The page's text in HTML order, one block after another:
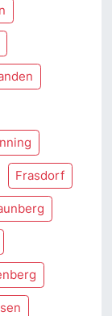
Frasdorf